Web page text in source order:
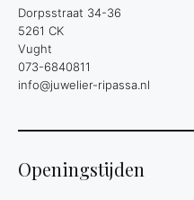
Dorpsstraat 34-36
5261 CK
Vught
073-6840811
info@juwelier-ripassa.nl
Openingstijden